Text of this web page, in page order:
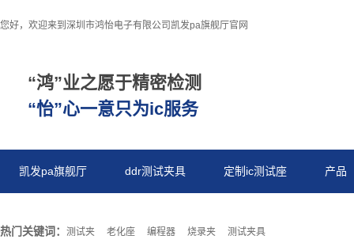
您好，欢迎来到深圳市鸿怡电子有限公司凯发pa旗舰厅官网
“鸿”业之愿于精密检测
“怡”心一意只为ic服务
凯发pa旗舰厅 ddr测试夹具 定制ic测试座 产品
热门关键词： 测试夹 老化座 编程器 烧录夹 测试夹具